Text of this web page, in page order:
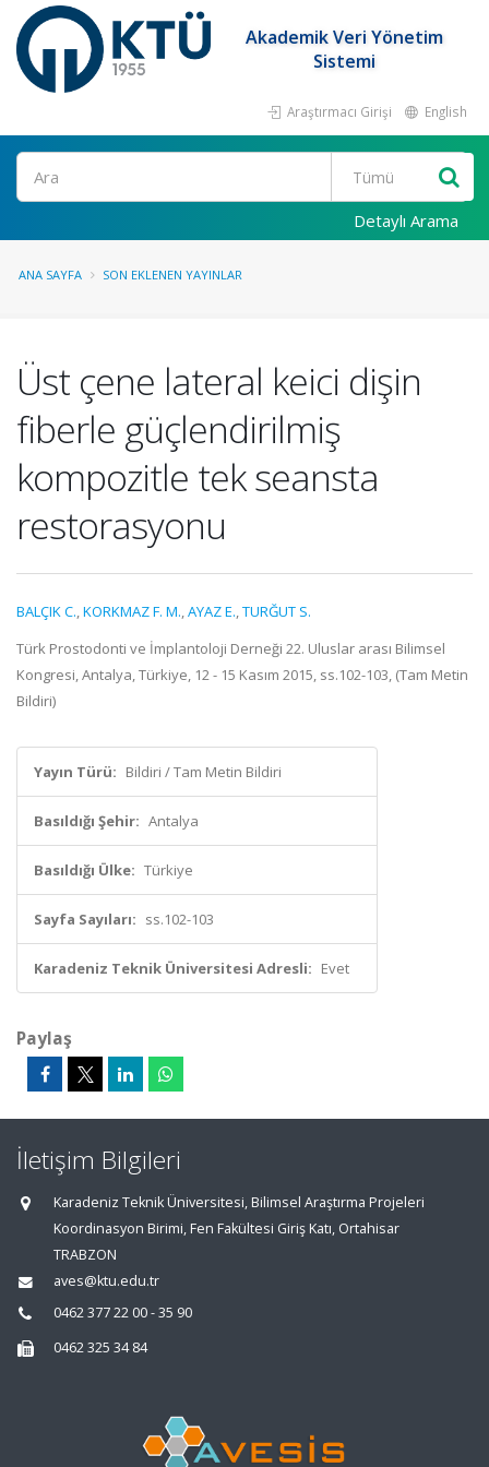
Akademik Veri Yönetim
Sistemi
Araştırmacı Girişi English
Ara
Detaylı Arama
ANA SAYFA SON EKLENEN YAYINLAR
Üst çene lateral keici dişin
fiberle güçlendirilmiş
kompozitle tek seansta
restorasyonu
BALÇIK C.,KORKMAZ F. M.,AYAZ E.,TURĞUT S.
Türk Prostodonti ve İmplantoloji Derneği 22. Uluslar arası Bilimsel
Kongresi, Antalya, Türkiye, 12 - 15 Kasım 2015, ss.102-103, (Tam Metin
Bildiri)
Yayın Türü: Bildiri / Tam Metin Bildiri
Basıldığı Şehir: Antalya
Basıldığı Ülke: Türkiye
Sayfa Sayıları: ss.102-103
Karadeniz Teknik Üniversitesi Adresli: Evet
Paylaş
İletişim Bilgileri
Karadeniz Teknik Üniversitesi, Bilimsel Araştırma Projeleri
Koordinasyon Birimi, Fen Fakültesi Giriş Katı, Ortahisar
TRABZON
aves@ktu.edu.tr
0462 377 22 00 - 35 90
0462 325 34 84